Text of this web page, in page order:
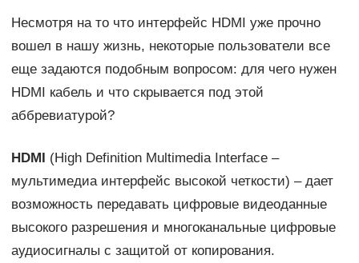
Несмотря на то что интерфейс HDMI уже прочно
вошел в нашу жизнь, некоторые пользователи все
еще задаются подобным вопросом: для чего нужен
HDMI кабель и что скрывается под этой
аббревиатурой?
HDMI
(High Definition Multimedia Interface –
мультимедиа интерфейс высокой четкости) – дает
возможность передавать цифровые видеоданные
высокого разрешения и многоканальные цифровые
аудиосигналы с защитой от копирования.